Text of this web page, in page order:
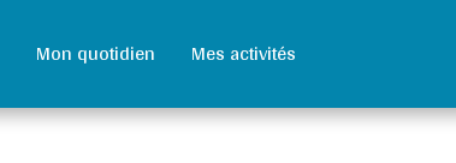
Mon quotidien Mes activités